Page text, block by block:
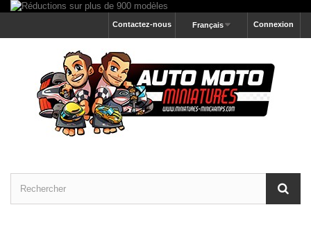
Connexion
Français
Contactez-nous